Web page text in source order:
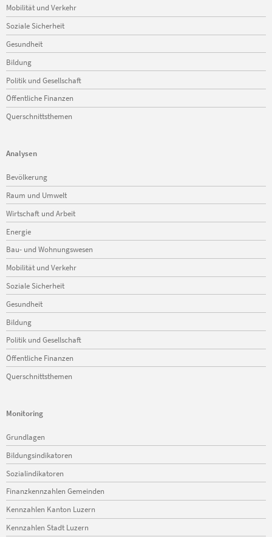
Mobilität und Verkehr
Soziale Sicherheit
Gesundheit
Bildung
Politik und Gesellschaft
Öffentliche Finanzen
Querschnittsthemen
Analysen
Navigation
überspringen
Bevölkerung
Raum und Umwelt
Wirtschaft und Arbeit
Energie
Bau- und Wohnungswesen
Mobilität und Verkehr
Soziale Sicherheit
Gesundheit
Bildung
Politik und Gesellschaft
Öffentliche Finanzen
Querschnittsthemen
Monitoring
Navigation
überspringen
Grundlagen
Bildungsindikatoren
Sozialindikatoren
Finanzkennzahlen Gemeinden
Kennzahlen Kanton Luzern
Kennzahlen Stadt Luzern